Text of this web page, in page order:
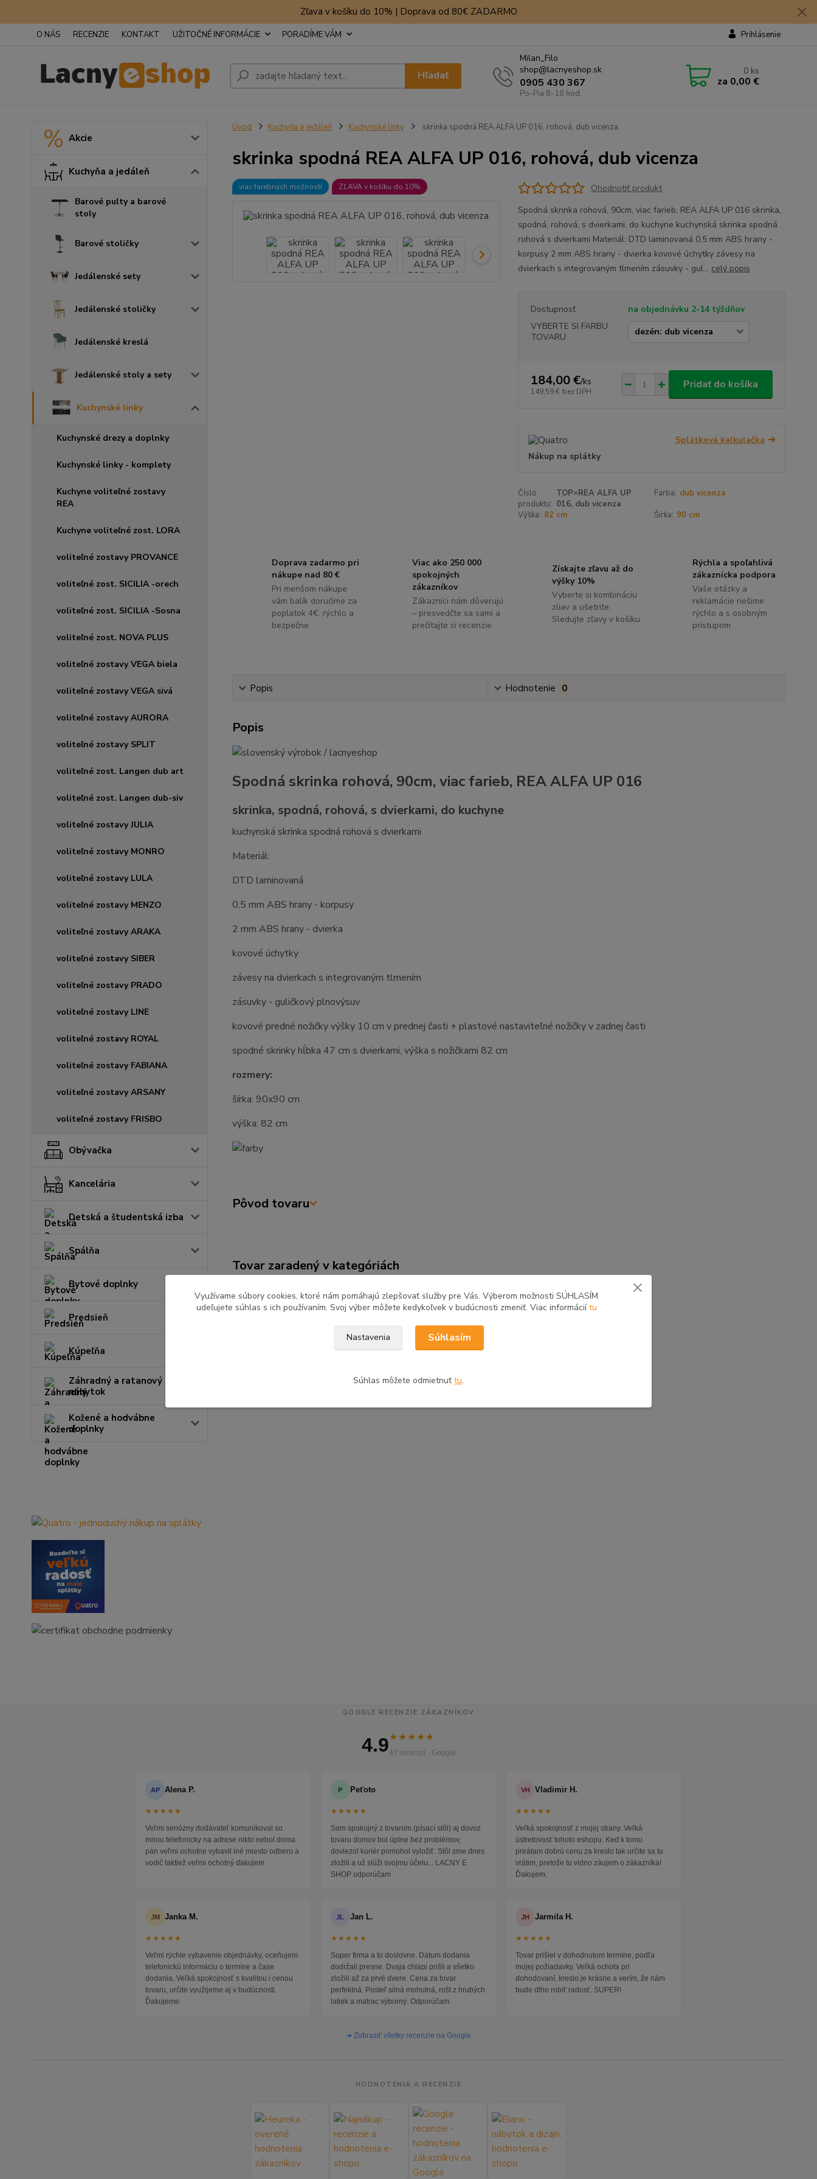
Zľava v košíku do 10% | Doprava od 80€ ZADARMO
O NÁS RECENZIE KONTAKT UŽITOČNÉ INFORMÁCIE PORADÍME VÁM Prihlásenie
Hľadať
Milan_Filo
shop@lacnyeshop.sk
0905 430 367
Po-Pia 8-18 hod.
0 ks
za 0,00 €
Akcie
Kuchyňa a jedáleň
Barové pulty a barové
stoly
Barové stoličky
Jedálenské sety
Jedálenské stoličky
Jedálenské kreslá
Jedálenské stoly a sety
Kuchynské linky
Kuchynské drezy a doplnky
Kuchynské linky - komplety
Kuchyne voliteľné zostavy
REA
Kuchyne voliteľné zost. LORA
voliteľné zostavy PROVANCE
voliteľné zost. SICILIA -orech
voliteľné zost. SICILIA -Sosna
voliteľné zost. NOVA PLUS
voliteľné zostavy VEGA biela
voliteľné zostavy VEGA sivá
voliteľné zostavy AURORA
voliteľné zostavy SPLIT
voliteľné zost. Langen dub art
voliteľné zost. Langen dub-siv
voliteľné zostavy JULIA
voliteľné zostavy MONRO
voliteľné zostavy LULA
voliteľné zostavy MENZO
voliteľné zostavy ARAKA
voliteľné zostavy SIBER
voliteľné zostavy PRADO
voliteľné zostavy LINE
voliteľné zostavy ROYAL
voliteľné zostavy FABIANA
voliteľné zostavy ARSANY
voliteľné zostavy FRISBO
Obývačka
Kancelária
Detská a študentská izba
Spálňa
Bytové doplnky
Predsieň
Kúpeľňa
Záhradný a ratanový
nábytok
Kožené a hodvábne
doplnky
Úvod Kuchyňa a jedáleň Kuchynské linky skrinka spodná REA ALFA UP 016, rohová, dub vicenza
skrinka spodná REA ALFA UP 016, rohová, dub vicenza
viac farebných možností ZĽAVA v košíku do 10%
Ohodnotiť produkt
Spodná skrinka rohová, 90cm, viac farieb, REA ALFA UP 016 skrinka,
spodná, rohová, s dvierkami, do kuchyne kuchynská skrinka spodná
rohová s dvierkami Materiál: DTD laminovaná 0,5 mm ABS hrany -
korpusy 2 mm ABS hrany - dvierka kovové úchytky závesy na
dvierkach s integrovaným tlmením zásuvky - gul... celý popis
Dostupnosť
na objednávku 2-14 týždňov
VYBERTE SI FARBU
TOVARU
184,00 €/ks
149,59 € bez DPH
Pridať do košíka
Splátková kalkulačka
Nákup na splátky
Číslo
produktu:
TOP=REA ALFA UP
016, dub vicenza
Farba: dub vicenza
Výška: 82 cm Šírka: 90 cm
Doprava zadarmo pri
nákupe nad 80 €
Pri menšom nákupe
vám balík doručíme za
poplatok 4€, rýchlo a
bezpečne
Viac ako 250 000
spokojných
zákazníkov
Zákazníci nám dôverujú
– presvedčte sa sami a
prečítajte si recenzie
Získajte zľavu až do
výšky 10%
Vyberte si kombináciu
zliav a ušetrite.
Sledujte zľavy v košíku
Rýchla a spoľahlivá
zákaznícka podpora
Vaše otázky a
reklamácie riešime
rýchlo a s osobným
prístupom
Popis Hodnotenie 0
Popis
Spodná skrinka rohová, 90cm, viac farieb, REA ALFA UP 016
skrinka, spodná, rohová, s dvierkami, do kuchyne
kuchynská skrinka spodná rohová s dvierkami
Materiál:
DTD laminovaná
0,5 mm ABS hrany - korpusy
2 mm ABS hrany - dvierka
kovové úchytky
závesy na dvierkach s integrovaným tlmením
zásuvky - guličkový plnovýsuv
kovové predné nožičky výšky 10 cm v prednej časti + plastové nastaviteľné nožičky v zadnej časti
spodné skrinky hĺbka 47 cm s dvierkami, výška s nožičkami 82 cm
rozmery:
šírka: 90x90 cm
výška: 82 cm
Pôvod tovaru
Tovar zaradený v kategóriách
Kuchyňa a jedáleň Kuchynské linky
Kuchyne voliteľné zostavy
REA
GOOGLE RECENZIE ZÁKAZNÍKOV
4.9★★★★★
47 recenzií · Google
AP Alena P.
★★★★★
Veľmi seriózny dodávateľ komunikoval so
mnou telefonicky na adrese nikto nebol doma
pán veľmi ochotne vybavil iné miesto odberu a
vodič taktiež veľmi ochotný ďakujem
P Peťoto
★★★★★
Som spokojný z tovarom (písací stôl) aj dovoz
tovaru domov bol úplne bez problémov,
doviezol kuriér pomohol vyložiť. Stôl sme dnes
zložili a už slúži svojmu účelu... LACNY E
SHOP odporúčam
VH Vladimir H.
★★★★★
Veľká spokojnosť z mojej strany. Veľká
ústretovosť tohoto eshopu. Keď k tomu
prirátam dobrú cenu za kreslo tak určite sa tu
vrátim, pretože tu vidno záujem o zákazníka!
Ďakujem.
JM Janka M.
★★★★★
Veľmi rýchle vybavenie objednávky, oceňujem
telefonickú informáciu o termíne a čase
dodania. Veľká spokojnosť s kvalitou i cenou
tovaru, určite využijeme aj v budúcnosti.
Ďakujeme.
JL Jan L.
★★★★★
Super firma a to doslovne. Dátum dodania
dodržali presne. Dvaja chlapi prišli a všetko
zložili až za prvé dvere. Cena za tovar
perfektná. Posteľ silná mohutná, rošt z hrubých
latiek a matrac výborný. Odporúčam.
JH Jarmila H.
★★★★★
Tovar prišiel v dohodnutom termíne, podľa
mojej požiadavky. Veľká ochota pri
dohodovaní, kreslo je krásne a verím, že nám
bude dlho robiť radosť. SUPER!
➜ Zobraziť všetky recenzie na Google
HODNOTENIA A RECENZIE
Využívame súbory cookies, ktoré nám pomáhajú zlepšovať služby pre Vás. Výberom možnosti SÚHLASÍM
udeľujete súhlas s ich používaním. Svoj výber môžete kedykoľvek v budúcnosti zmeniť. Viac informáciítu
Nastavenia Súhlasím
Súhlas môžete odmietnuť tu.